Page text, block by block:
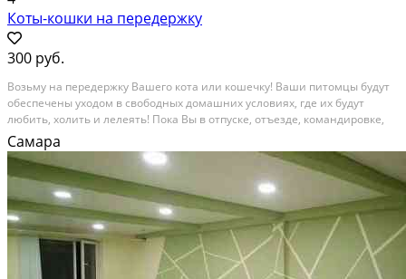
Коты-кошки на передержку
300 руб.
Возьму на передержку Вашего кота или кошечку! Ваши питомцы будут
обеспечены уходом в свободных домашних условиях, где их будут
любить, холить и лелеять! Пока Вы в отпуске, отъезде, командировке,
можете оставить своего питомца у меня. Единовременно беру только
одного питомца в квартиру, т.е. с...
Самара